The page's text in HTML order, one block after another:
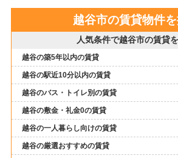
越谷市の賃貸物件
人気条件で越谷市の賃貸
越谷の築5年以内の賃貸
越谷の駅近10分以内の賃貸
越谷のバス・トイレ別の賃貸
越谷の敷金・礼金0の賃貸
越谷の一人暮らし向けの賃貸
越谷の厳選おすすめの賃貸